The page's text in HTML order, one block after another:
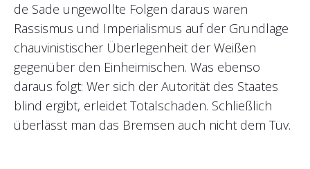
de Sade ungewollte Folgen daraus waren
Rassismus und Imperialismus auf der Grundlage
chauvinistischer Überlegenheit der Weißen
gegenüber den Einheimischen. Was ebenso
daraus folgt: Wer sich der Autorität des Staates
blind ergibt, erleidet Totalschaden. Schließlich
überlässt man das Bremsen auch nicht dem Tüv.